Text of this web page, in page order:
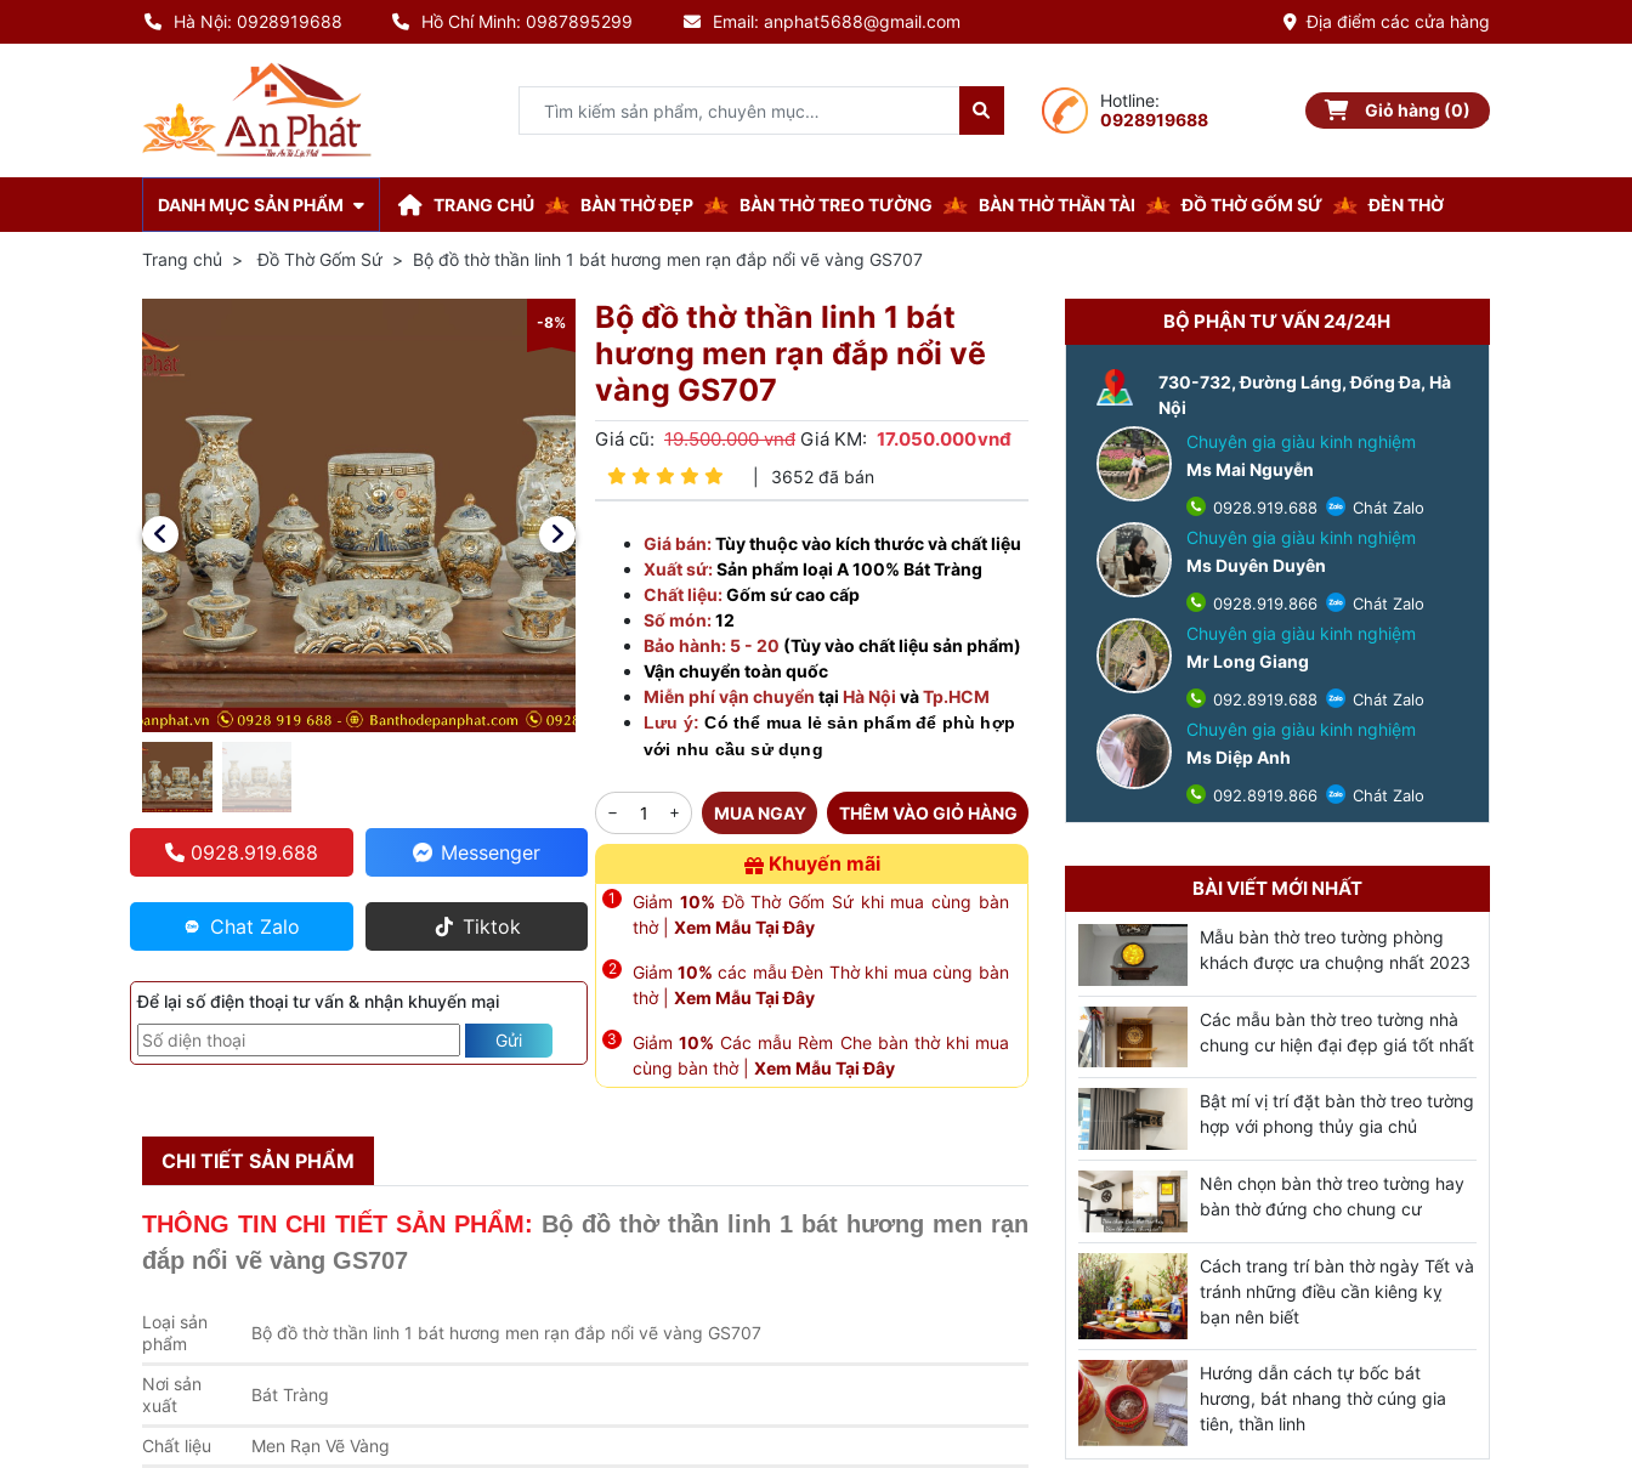
Hotline:
0928919688
Giỏ hàng
Giỏ hàng (0)
TRANG CHỦ BÀN THỜ ĐẸP BÀN THỜ TREO TƯỜNG BÀN THỜ THẦN TÀI ĐỒ THỜ GỐM SỨ ĐÈN THỜ
DANH MỤC SẢN PHẨM
Hà Nội: 0928919688 Hồ Chí Minh: 0987895299 Email: anphat5688@gmail.com Địa điểm các cửa hàng
Trang chủ Đồ Thờ Gốm Sứ Bộ đồ thờ thần linh 1 bát hương men rạn đắp nổi vẽ vàng GS707
-8%
0928.919.688 Messenger
Chat Zalo Tiktok
Để lại số điện thoại tư vấn & nhận khuyến mại
Gửi
Bộ đồ thờ thần linh 1 bát
hương men rạn đắp nổi vẽ
vàng GS707
Giá cũ: 19.500.000 vnđ Giá KM: 17.050.000vnđ
3652 đã bán
Giá bán:Tùy thuộc vào kích thước và chất liệu
Xuất sứ:Sản phẩm loại A 100% Bát Tràng
Chất liệu:Gốm sứ cao cấp
Số món:12
Bảo hành: 5 - 20 (Tùy vào chất liệu sản phẩm)
Vận chuyển toàn quốc
Miễn phí vận chuyển tại Hà Nội vàTp.HCM
Lưu ý: Có thể mua lẻ sản phẩm để phù hợp
với nhu cầu sử dụng
MUA NGAY THÊM VÀO GIỎ HÀNG
Khuyến mãi
Giảm 10% Đồ Thờ Gốm Sứ khi mua cùng bàn
thờ | Xem Mẫu Tại Đây
Giảm 10% các mẫu Đèn Thờ khi mua cùng bàn
thờ | Xem Mẫu Tại Đây
Giảm10% Các mẫu Rèm Che bàn thờ khi mua
cùng bàn thờ | Xem Mẫu Tại Đây
CHI TIẾT SẢN PHẨM
THÔNG TIN CHI TIẾT SẢN PHẨM: Bộ đồ thờ thần linh 1 bát hương men rạn
đắp nổi vẽ vàng GS707
Loại sản
phẩm
Bộ đồ thờ thần linh 1 bát hương men rạn đắp nổi vẽ vàng GS707
Nơi sản
xuất
Bát Tràng
Chất liệu
Men Rạn Vẽ Vàng
BỘ PHẬN TƯ VẤN 24/24H
730-732, Đường Láng, Đống Đa, Hà
Nội
Chuyên gia giàu kinh nghiệm
Ms Mai Nguyễn
0928.919.688 Chát Zalo
Chuyên gia giàu kinh nghiệm
Ms Duyên Duyên
0928.919.866 Chát Zalo
Chuyên gia giàu kinh nghiệm
Mr Long Giang
092.8919.688 Chát Zalo
Chuyên gia giàu kinh nghiệm
Ms Diệp Anh
092.8919.866 Chát Zalo
BÀI VIẾT MỚI NHẤT
Mẫu bàn thờ treo tường phòng
khách được ưa chuộng nhất 2023
Các mẫu bàn thờ treo tường nhà
chung cư hiện đại đẹp giá tốt nhất
Bật mí vị trí đặt bàn thờ treo tường
hợp với phong thủy gia chủ
Nên chọn bàn thờ treo tường hay
bàn thờ đứng cho chung cư
Cách trang trí bàn thờ ngày Tết và
tránh những điều cần kiêng kỵ
bạn nên biết
Hướng dẫn cách tự bốc bát
hương, bát nhang thờ cúng gia
tiên, thần linh